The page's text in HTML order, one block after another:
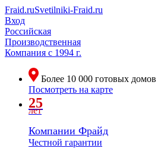
Fraid.ruSvetilniki-Fraid.ru
Вход
Российская
Производственная
Компания с 1994 г.
Более 10 000 готовых домов
Посмотреть на карте
25
лет
Компании Фрайд
Честной гарантии